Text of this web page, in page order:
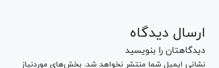
ارسال دیدگاه
دیدگاهتان را بنویسید
نشانی ایمیل شما منتشر نخواهد شد. بخش‌های موردنیاز